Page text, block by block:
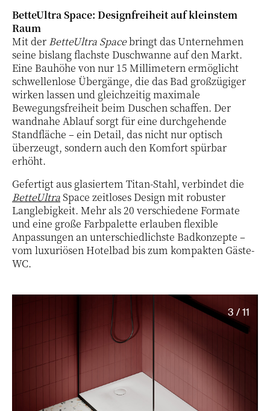
BetteUltra Space: Designfreiheit auf kleinstem
Raum
Mit der BetteUltra Spacebringt das Unternehmen
seine bislang flachste Duschwanne auf den Markt.
Eine Bauhöhe von nur 15 Millimetern ermöglicht
schwellenlose Übergänge, die das Bad großzügiger
wirken lassen und gleichzeitig maximale
Bewegungsfreiheit beim Duschen schaffen. Der
wandnahe Ablauf sorgt für eine durchgehende
Standfläche – ein Detail, das nicht nur optisch
überzeugt, sondern auch den Komfort spürbar
erhöht.
Gefertigt aus glasiertem Titan-Stahl, verbindet die
BetteUltraSpace zeitloses Design mit robuster
Langlebigkeit. Mehr als 20 verschiedene Formate
und eine große Farbpalette erlauben flexible
Anpassungen an unterschiedlichste Badkonzepte –
vom luxuriösen Hotelbad bis zum kompakten Gäste-
WC.
3 / 11